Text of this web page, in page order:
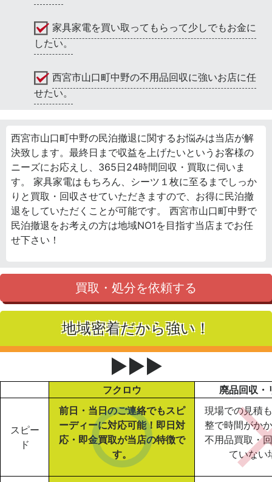
家具家電を買い取ってもらって少しでもお金に
したい。
西宮市山口町中野の不用品回収に強いお店に任
せたい。
西宮市山口町中野の民泊撤退に関するお悩みは当店が解
決致します。最終日まで収益を上げたいというお客様の
ニーズにお応えし、365日24時間回収・買取に伺いま
す。 家具家電はもちろん、シーツ１枚に至るまでしっか
りと買取・回収させていただきますので、お得に民泊撤
退をしていただくことが可能です。 西宮市山口町中野で
民泊撤退をお考えの方は地域NO1を目指す当店までお任
せ下さい！
買取・処分を依頼する
地域密着だから強い！
▶▶▶
フクロウ 廃品回収・
スピー
ド
前日・当日のご連絡でもスピ
ーディーに対応可能！即日対
応・即金買取が当店の特徴で
す。
現場での見積
整で時間がか
不用品買取・
ていない